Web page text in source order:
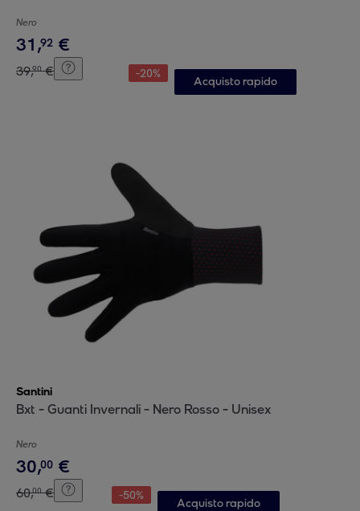
Nero
31,92 €
39,90 € -20%
Acquisto rapido
Santini
Bxt - Guanti Invernali - Nero Rosso - Unisex
Nero
30,00 €
60,00 € -50%
Acquisto rapido